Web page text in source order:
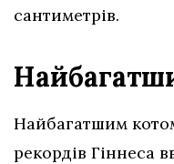
сантиметрів.
Найбагатшим
рекордів Гіннеса